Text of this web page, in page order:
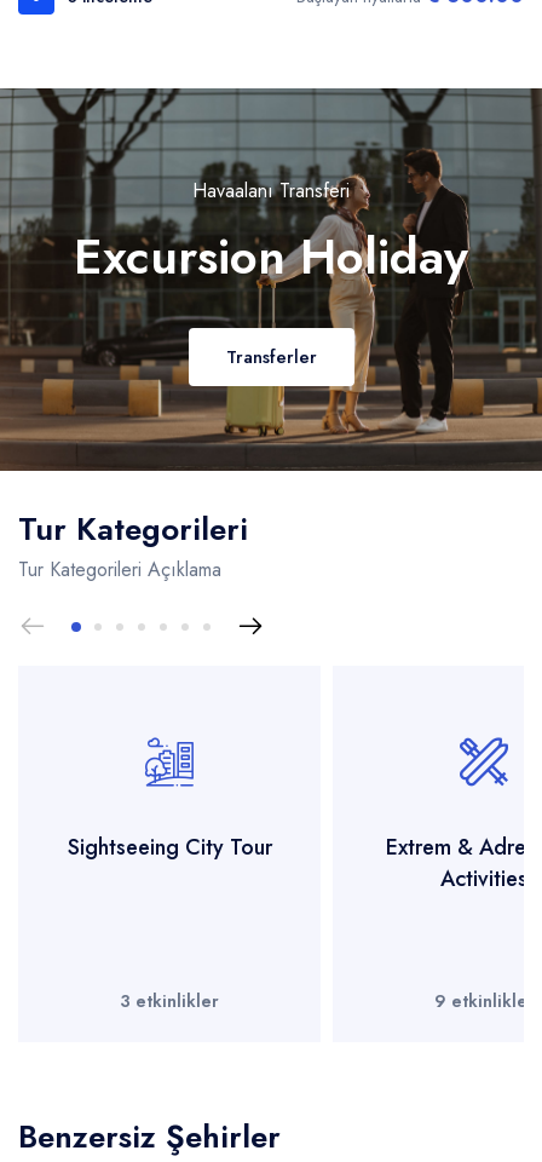
Havaalanı Transferi
Excursion Holiday
Transferler
Tur Kategorileri
Tur Kategorileri Açıklama
Sightseeing City Tour
3 etkinlikler
Extrem &
Activities
9 etkinlikler
Benzersiz Şehirler